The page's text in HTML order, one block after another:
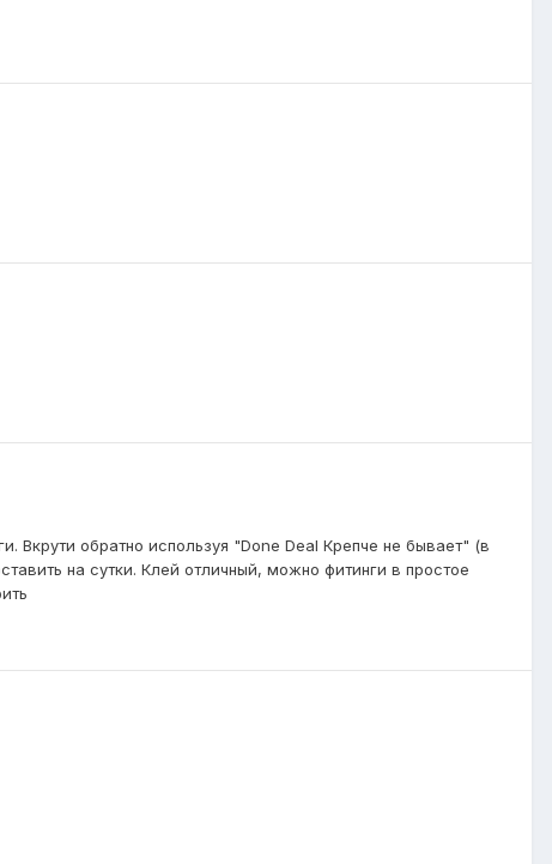
Вкрути обратно используя "Done Deal Крепче не бывает" (в
на сутки. Клей отличный, можно фитинги в простое